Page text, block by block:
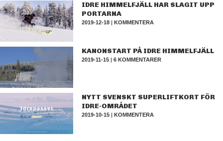
IDRE HIMMELFJÄLL HAR SLAGIT UPP
PORTARNA
2019-12-18 |KOMMENTERA
KANONSTART PÅ IDRE HIMMELFJÄLL
2019-11-15 |6 KOMMENTARER
NYTT SVENSKT SUPERLIFTKORT FÖR
IDRE-OMRÅDET
2019-10-15 |KOMMENTERA